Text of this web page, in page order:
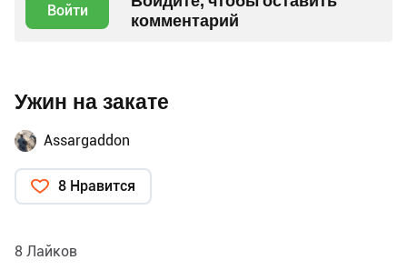
Войти
комментарий
Ужин на закате
Assargaddon
8 Нравится
8 Лайков